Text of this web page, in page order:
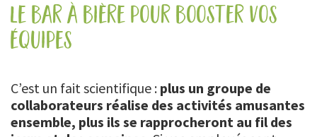
le bar à bière pour booster vos
équipes
C’est un fait scientifique : plus un groupe de
collaborateurs réalise des activités amusantes
ensemble, plus ils se rapprocheront au fil des